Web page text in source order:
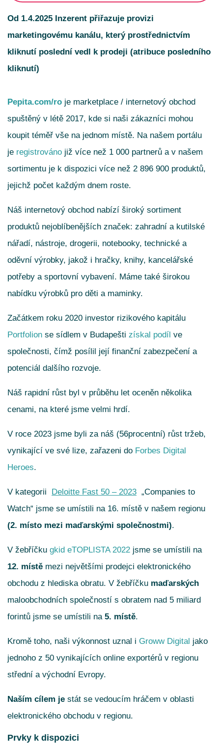
Od 1.4.2025 Inzerent přiřazuje provizi
marketingovému kanálu, který prostřednictvím
kliknutí poslední vedl k prodeji (atribuce posledního
kliknutí)
Pepita.com/ro je marketplace / internetový obchod
spuštěný v létě 2017, kde si naši zákazníci mohou
koupit téměř vše na jednom místě. Na našem portálu
je registrováno již více než 1 000 partnerů a v našem
sortimentu je k dispozici více než 2 896 900 produktů,
jejichž počet každým dnem roste.
Náš internetový obchod nabízí široký sortiment
produktů nejoblíbenějších značek: zahradní a kutilské
nářadí, nástroje, drogerii, notebooky, technické a
oděvní výrobky, jakož i hračky, knihy, kancelářské
potřeby a sportovní vybavení. Máme také širokou
nabídku výrobků pro děti a maminky.
Začátkem roku 2020 investor rizikového kapitálu
Portfolion se sídlem v Budapešti získal podíl ve
společnosti, čímž posílil její finanční zabezpečení a
potenciál dalšího rozvoje.
Náš rapidní růst byl v průběhu let oceněn několika
cenami, na které jsme velmi hrdí.
V roce 2023 jsme byli za náš (56procentní) růst tržeb,
vynikající ve své lize, zařazeni do Forbes Digital
Heroes.
V kategorii Deloitte Fast 50 – 2023 „Companies to
Watch“ jsme se umístili na 16. místě v našem regionu
(2. místo mezi maďarskými společnostmi).
V žebříčku gkid eTOPLISTA 2022 jsme se umístili na
12. místě mezi největšími prodejci elektronického
obchodu z hlediska obratu. V žebříčku maďarských
maloobchodních společností s obratem nad 5 miliard
forintů jsme se umístili na 5. místě.
Kromě toho, naši výkonnost uznal i Groww Digital jako
jednoho z 50 vynikajících online exportérů v regionu
střední a východní Evropy.
Naším cílem je stát se vedoucím hráčem v oblasti
elektronického obchodu v regionu.
Prvky k dispozici